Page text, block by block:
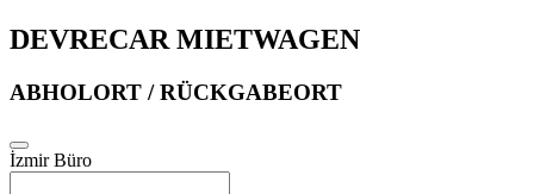
DEVRECAR MIETWAGEN
ABHOLORT / RÜCKGABEORT
İzmir Büro